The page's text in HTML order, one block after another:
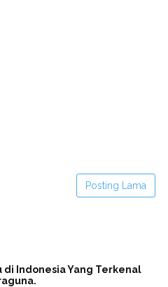
Posting Lama
di Indonesia Yang Terkenal